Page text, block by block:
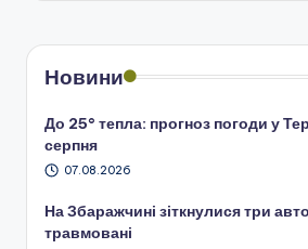
Новини
До 25° тепла: прогноз погоди у
серпня
07.08.2026
На Збаражчині зіткнулися три
травмовані